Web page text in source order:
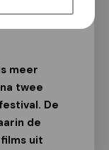
meer
na twee
De
de
uit